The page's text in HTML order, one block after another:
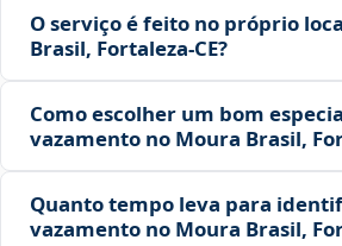
O serviço é feito no próprio
Brasil, Fortaleza‑CE?
Como escolher um bom
vazamento no Moura Brasil,
Quanto tempo leva para
vazamento no Moura Brasil,